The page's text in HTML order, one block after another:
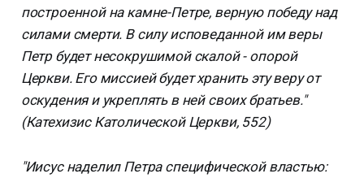
построенной на камне-Петре, верную победу над
силами смерти. В силу исповеданной им веры
Петр будет несокрушимой скалой - опорой
Церкви. Его миссией будет хранить эту веру от
оскудения и укреплять в ней своих братьев."
(Катехизис Католической Церкви, 552)
"Иисус наделил Петра специфической властью: